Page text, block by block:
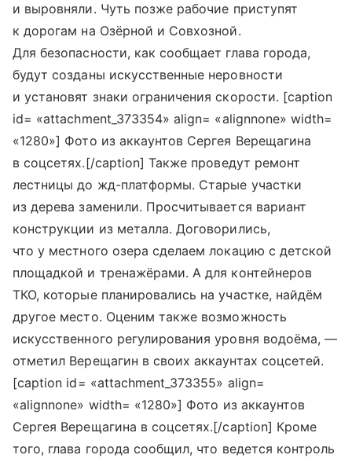
и выровняли. Чуть позже рабочие приступят
к дорогам на Озёрной и Совхозной.
Для безопасности, как сообщает глава города,
будут созданы искусственные неровности
и установят знаки ограничения скорости. [caption
id= «attachment_373354» align= «alignnone» width=
«1280»] Фото из аккаунтов Сергея Верещагина
в соцсетях.[/caption] Также проведут ремонт
лестницы до жд-платформы. Старые участки
из дерева заменили. Просчитывается вариант
конструкции из металла. Договорились,
что у местного озера сделаем локацию с детской
площадкой и тренажёрами. А для контейнеров
ТКО, которые планировались на участке, найдём
другое место. Оценим также возможность
искусственного регулирования уровня водоёма, —
отметил Верещагин в своих аккаунтах соцсетей.
[caption id= «attachment_373355» align=
«alignnone» width= «1280»] Фото из аккаунтов
Сергея Верещагина в соцсетях.[/caption] Кроме
того, глава города сообщил, что ведется контроль